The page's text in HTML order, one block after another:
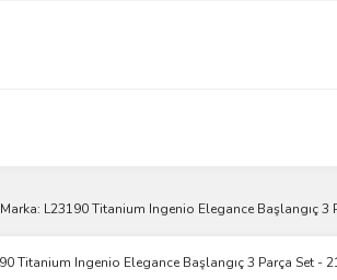
Marka: L23190 Titanium Ingenio Elegance Başlangıç